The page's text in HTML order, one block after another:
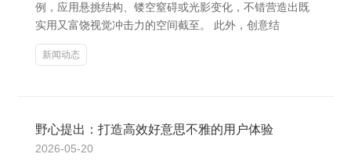
例，应用悬挑结构、镂空窒碍或光影变化，不错营造出既
实用又富饶视觉冲击力的空间截至。 此外，创意结
新闻动态
野心提出：打造高效好意思不雅的用户体验
2026-05-20